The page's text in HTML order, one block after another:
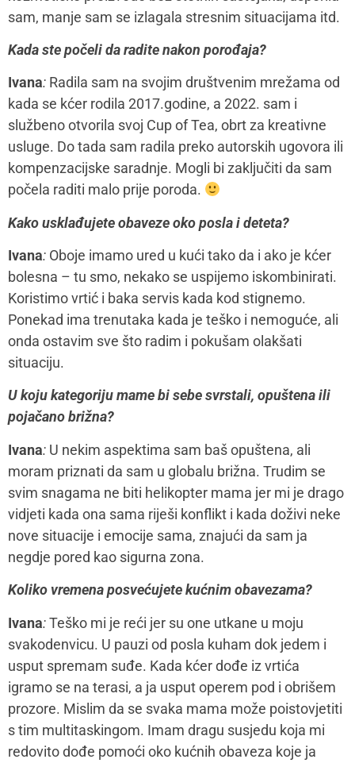
sam, manje sam se izlagala stresnim situacijama itd.
Kada ste počeli da radite nakon porođaja?
Ivana: Radila sam na svojim društvenim mrežama od
kada se kćer rodila 2017.godine, a 2022. sam i
službeno otvorila svoj Cup of Tea, obrt za kreativne
usluge. Do tada sam radila preko autorskih ugovora ili
kompenzacijske saradnje. Mogli bi zaključiti da sam
počela raditi malo prije poroda.
Kako usklađujete obaveze oko posla i deteta?
Ivana: Oboje imamo ured u kući tako da i ako je kćer
bolesna – tu smo, nekako se uspijemo iskombinirati.
Koristimo vrtić i baka servis kada kod stignemo.
Ponekad ima trenutaka kada je teško i nemoguće, ali
onda ostavim sve što radim i pokušam olakšati
situaciju.
U koju kategoriju mame bi sebe svrstali, opuštena ili
pojačano brižna?
Ivana: U nekim aspektima sam baš opuštena, ali
moram priznati da sam u globalu brižna. Trudim se
svim snagama ne biti helikopter mama jer mi je drago
vidjeti kada ona sama riješi konflikt i kada doživi neke
nove situacije i emocije sama, znajući da sam ja
negdje pored kao sigurna zona.
Koliko vremena posvećujete kućnim obavezama?
Ivana:Teško mi je reći jer su one utkane u moju
svakodenvicu. U pauzi od posla kuham dok jedem i
usput spremam suđe. Kada kćer dođe iz vrtića
igramo se na terasi, a ja usput operem pod i obrišem
prozore. Mislim da se svaka mama može poistovjetiti
s tim multitaskingom. Imam dragu susjedu koja mi
redovito dođe pomoći oko kućnih obaveza koje ja